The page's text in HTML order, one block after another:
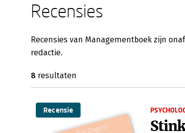
Recensies
Recensies van Managementboek zijn
redactie.
8 resultaten
Recensie